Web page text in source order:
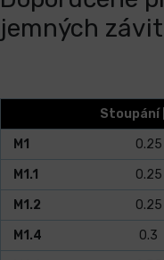
jemných
Stoupání
M1
0.25
M1.1
0.25
M1.2
0.25
M1.4
0.3